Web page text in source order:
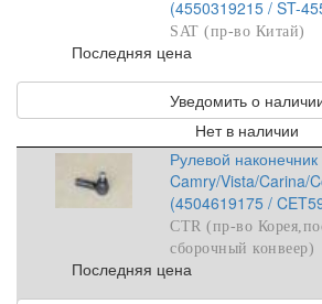
(4550319215 / ST-
SAT (пр-во Китай)
Последняя цена
Уведомить о
Нет в наличии
Рулевой наконечник
Camry/Vista/Carina/
(4504619175 /
CTR (пр-во
сборочный конвеер)
Последняя цена